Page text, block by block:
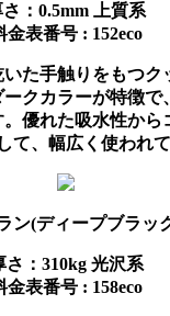
さ：0.5mm
上質系
金表番号 : 152eco
た手触りをもつク
クカラーが特徴で
優れた吸水性から
て、幅広く使われて
ン(ディープブラッ
さ：310kg 光沢系
金表番号 : 158eco